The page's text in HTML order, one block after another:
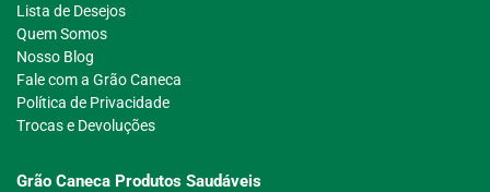
Lista de Desejos
Quem Somos
Nosso Blog
Fale com a Grão Caneca
Política de Privacidade
Trocas e Devoluções
Grão Caneca Produtos Saudáveis